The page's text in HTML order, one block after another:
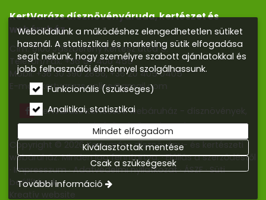
KertVarázs dísznövényáruda, kertészet és
webáruház
Cím: 5100 Jászberény Kertész utca 5.
Telefon/Fax:+36 57 400 455
Mobil:+36 30 390 2856,+36 20 405 0405
E-mail:kertvarazs.online@gmail.com
Kertvarázs Kertészeti webáruház - dísznövények,
kerti tó, öntözőrendszerek
Copyright © 2026 Kertvarázs dísznövény- és kertészeti
webáruház. Minden jog fenntartva. Elállás a szerződéstől
Impresszum Adatvédelmi nyilatkozat ÁSZF Süti
beállítások
Kreatív website
Weboldalunk a működéshez elengedhetetlen sütiket
használ. A statisztikai és marketing sütik elfogadása
segít nekünk, hogy személyre szabott ajánlatokkal és
jobb felhasználói élménnyel szolgálhassunk.
Funkcionális (szükséges)
Analitikai, statisztikai
Mindet elfogadom
Kiválasztottak mentése
Csak a szükségesek
További információ